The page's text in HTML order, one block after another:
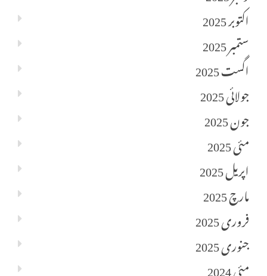
اکتوبر 2025
ستمبر 2025
اگست 2025
جولائی 2025
جون 2025
مئی 2025
اپریل 2025
مارچ 2025
فروری 2025
جنوری 2025
مئی 2024